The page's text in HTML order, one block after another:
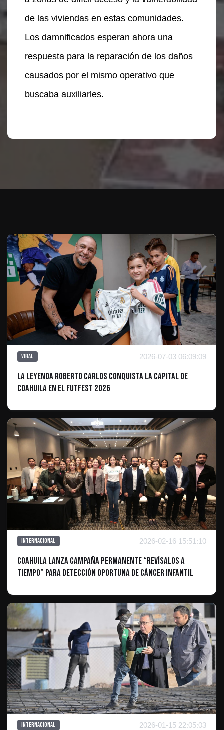
de las viviendas en estas comunidades.
Los damnificados esperan ahora una
respuesta para la reparación de los daños
causados por el mismo operativo que
buscaba auxiliarles.
Viral 2026-07-03 06:09:09
La leyenda Roberto Carlos conquista la capital de
Coahuila en el Futfest 2026
Internacional 2026-02-16 15:51:10
Coahuila lanza campaña permanente “Revísalos a
Tiempo” para detección oportuna de cáncer infantil
Internacional 2026-01-15 22:05:03